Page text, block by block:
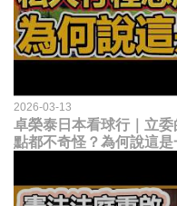
2026-03-13
卓榮泰日本看球行｜立
點都不奇怪？為何說這是